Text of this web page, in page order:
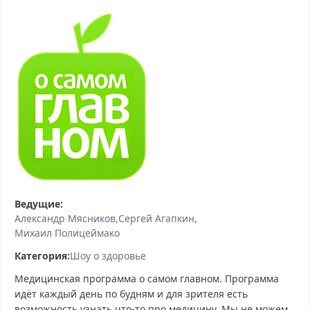
Ведущие:
Александр Мясников Сергей Агапкин
Михаил Полицеймако
Категория:Шоу о здоровье
Медицинская программа о самом главном. Программа
идёт каждый день по будням и для зрителя есть